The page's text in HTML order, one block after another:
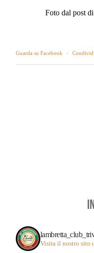
Foto dal post
Guarda su Facebook · Condividi
Visita il nostro sito